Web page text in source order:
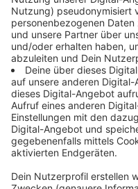
erste Solo-Nummer-1
lieferte die auch auf
Me Entertain You" –
bekannten Schwarz-
mit Edelsteinen
Make-up trägt - sowie
Robbie zu
katapultierte und
Single ist.
Williams zu seiner